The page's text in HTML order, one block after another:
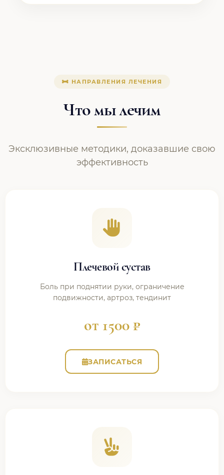
НАПРАВЛЕНИЯ ЛЕЧЕНИЯ
Что мы лечим
Эксклюзивные методики, доказавшие свою
эффективность
Плечевой сустав
Боль при поднятии руки, ограничение
подвижности, артроз, тендинит
от 1500 ₽
ЗАПИСАТЬСЯ